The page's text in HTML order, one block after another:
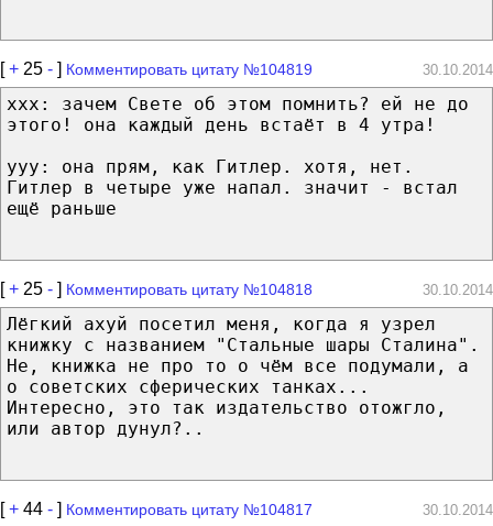
[+ 25 - ] Комментировать цитату №104819 30.10.2014
xxx: зачем Свете об этом помнить? ей не до
этого! она каждый день встаёт в 4 утра!
yyy: она прям, как Гитлер. хотя, нет.
Гитлер в четыре уже напал. значит - встал
ещё раньше
[+ 25 - ] Комментировать цитату №104818 30.10.2014
Лёгкий ахуй посетил меня, когда я узрел
книжку с названием "Стальные шары Сталина".
Не, книжка не про то о чём все подумали, а
о советских сферических танках...
Интересно, это так издательство отожгло,
или автор дунул?..
[+ 44 - ] Комментировать цитату №104817 30.10.2014